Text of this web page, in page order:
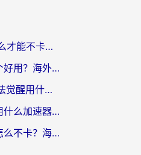
澳洲打逆水寒OL怎么才能不卡？海外玩家国服游戏加速终极指南（附梦幻模拟战地铁跑酷解决办法）
艾希国外加速器哪个好用？海外玩家国服游戏畅玩终极指南（附欧洲玩鸣潮街头篮球实测）
美国玩哈利波特·魔法觉醒用什么加速器？告别延迟的终极指南（含免费QQ炫舞方案+印尼妄想山海秘籍）
在欧洲打幻想江湖用什么加速器好？海外玩家国服游戏畅玩指南
加拿大玩第九大陆怎么不卡？海外玩家国服游戏加速全攻略（附足球世界萤火突击实测）